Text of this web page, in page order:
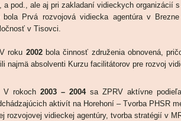
a pod., ale aj pri zakladaní vidieckych organizácií
bola Prvá rozvojová vidiecka agentúra v
v Tisovci.
2002bola činnosť združenia obnovená,
najmä absolventi Kurzu facilitátorov pre rozvoj
rokoch2003 – 2004sa ZPRV aktívne
aktivít na Horehoní – Tvorba PHSR
rozvojovej vidieckej agentúry, tvorba stratégií v